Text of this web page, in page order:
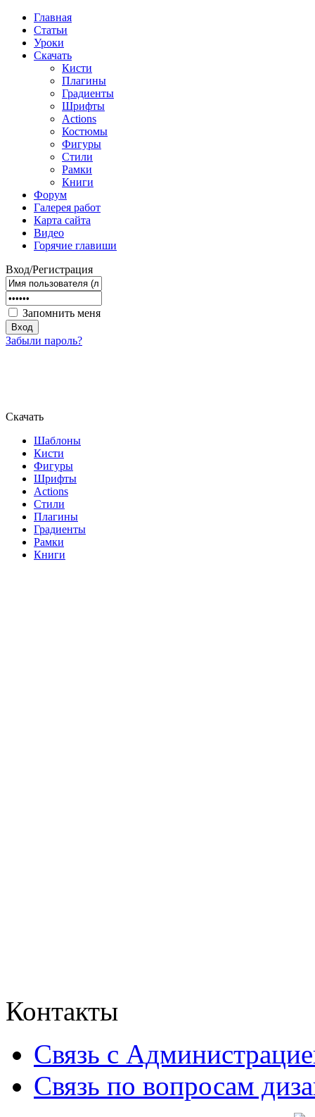
Главная
Статьи
Уроки
Скачать
Кисти
Плагины
Градиенты
Шрифты
Actions
Костюмы
Фигуры
Стили
Рамки
Книги
Форум
Галерея работ
Карта сайта
Видео
Горячие главиши
Вход/Регистрация
Запомнить меня
Забыли пароль?
Скачать
Шаблоны
Кисти
Фигуры
Шрифты
Actions
Стили
Плагины
Градиенты
Рамки
Книги
Контакты
Связь с
Связь по вопросам